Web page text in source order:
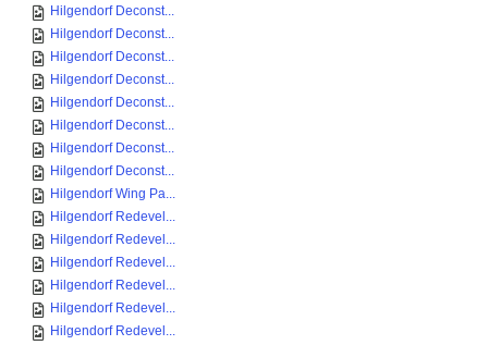
Hilgendorf Deconst...
Hilgendorf Deconst...
Hilgendorf Deconst...
Hilgendorf Deconst...
Hilgendorf Deconst...
Hilgendorf Deconst...
Hilgendorf Deconst...
Hilgendorf Deconst...
Hilgendorf Wing Pa...
Hilgendorf Redevel...
Hilgendorf Redevel...
Hilgendorf Redevel...
Hilgendorf Redevel...
Hilgendorf Redevel...
Hilgendorf Redevel...